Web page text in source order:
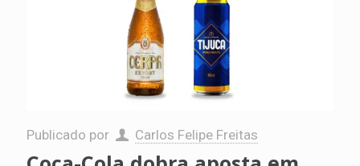
Publicado por Carlos Felipe Freitas